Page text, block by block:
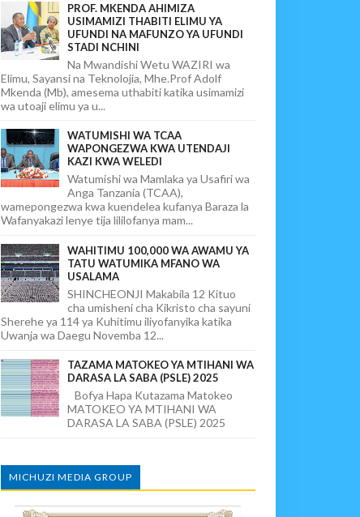
PROF. MKENDA AHIMIZA
USIMAMIZI THABITI ELIMU YA
UFUNDI NA MAFUNZO YA UFUNDI
STADI NCHINI
Na Mwandishi Wetu WAZIRI wa
Elimu, Sayansi na Teknolojia, Mhe.Prof Adolf
Mkenda (Mb), amesema uthabiti katika usimamizi
wa utoaji elimu ya u...
WATUMISHI WA TCAA
WAPONGEZWA KWA UTENDAJI
KAZI KWA WELEDI
Watumishi wa Mamlaka ya Usafiri wa
Anga Tanzania (TCAA),
wamepongezwa kwa kuendelea kufanya Baraza la
Wafanyakazi lenye tija lililofanya mam...
WAHITIMU 100,000 WA AWAMU YA
TATU WATUMIKA MFANO WA
USALAMA
SHINCHEONJI Makabila 12 Kituo
cha umisheni cha Kikristo cha sayuni
Sherehe ya 114 ya Kuhitimu iliyofanyika katika
Uwanja wa Daegu Novemba 12...
TAZAMA MATOKEO YA MTIHANI WA
DARASA LA SABA (PSLE) 2025
Bofya Hapa Kutazama Matokeo
MATOKEO YA MTIHANI WA
DARASA LA SABA (PSLE) 2025
MICHUZI MEDIA GROUP